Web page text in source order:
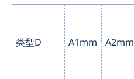
类型D A1mm A2mm